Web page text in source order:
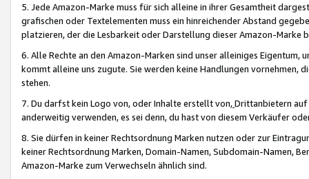
5. Jede Amazon-Marke muss für sich alleine in ihrer Gesamtheit
grafischen oder Textelementen muss ein hinreichender Abstand
platzieren, der die Lesbarkeit oder Darstellung dieser Amazon-Marke
6. Alle Rechte an den Amazon-Marken sind unser alleiniges
kommt alleine uns zugute. Sie werden keine Handlungen vornehmen,
stehen.
7. Du darfst kein Logo von, oder Inhalte erstellt von,Drittanbietern auf
anderweitig verwenden, es sei denn, du hast von diesem Verkäufer
8. Sie dürfen in keiner Rechtsordnung Marken nutzen oder zur
keiner Rechtsordnung Marken, Domain-Namen, Subdomain-Namen,
Amazon-Marke zum Verwechseln ähnlich sind.